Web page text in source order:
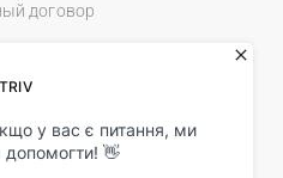
договор
All Rights Reserved.